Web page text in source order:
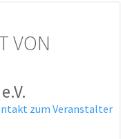
VON
zum Veranstalter